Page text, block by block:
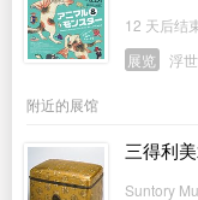
12 天后结
展览
浮
附近的展馆
三得利
Suntory